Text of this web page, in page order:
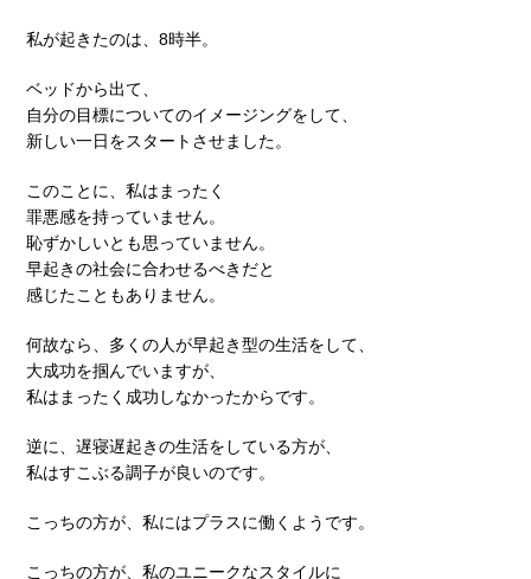
私が起きたのは、8時半。
ベッドから出て、
自分の目標についてのイメージングをして、
新しい一日をスタートさせました。
このことに、私はまったく
罪悪感を持っていません。
恥ずかしいとも思っていません。
早起きの社会に合わせるべきだと
感じたこともありません。
何故なら、多くの人が早起き型の生活をして、
大成功を掴んでいますが、
私はまったく成功しなかったからです。
逆に、遅寝遅起きの生活をしている方が、
私はすこぶる調子が良いのです。
こっちの方が、私にはプラスに働くようです。
こっちの方が、私のユニークなスタイルに